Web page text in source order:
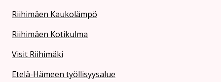
Riihimäen Kaukolämpö
Riihimäen Kotikulma
Visit Riihimäki
Etelä-Hämeen työllisyysalue